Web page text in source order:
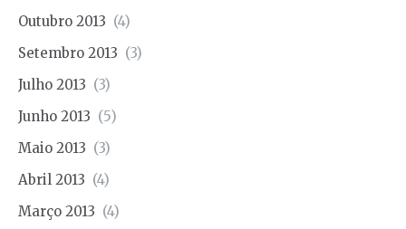
Outubro 2013 (4)
Setembro 2013 (3)
Julho 2013 (3)
Junho 2013 (5)
Maio 2013 (3)
Abril 2013 (4)
Março 2013 (4)